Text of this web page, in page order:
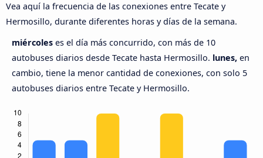
Vea aquí la frecuencia de las conexiones entre Tecate y
Hermosillo, durante diferentes horas y días de la semana.
miércoles es el día más concurrido, con más de 10
autobuses diarios desde Tecate hasta Hermosillo. lunes, en
cambio, tiene la menor cantidad de conexiones, con solo 5
autobuses diarios entre Tecate y Hermosillo.